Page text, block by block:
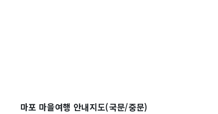
마포 마을여행 안내지도(국문/중문)